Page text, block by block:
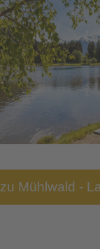
zu Mühlwald -